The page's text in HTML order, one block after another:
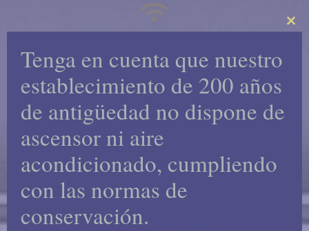
TELEVISIÓN
BAÑOS EN SUITE
Tenga en cuenta que nuestro
establecimiento de 200 años
de antigüedad no dispone de
ascensor ni aire
acondicionado, cumpliendo
con las normas de
conservación.